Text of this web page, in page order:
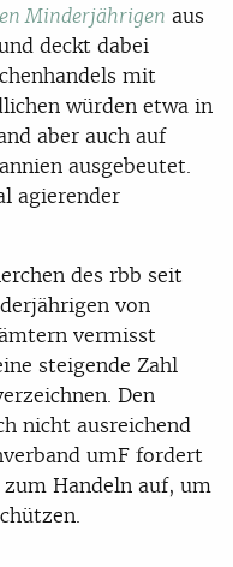
Minderjährigen aus
deckt dabei
mit
würden etwa in
aber auch auf
ausgebeutet.
agierender
des rbb seit
von
vermisst
steigende Zahl
Den
nicht ausreichend
umF fordert
Handeln auf, um